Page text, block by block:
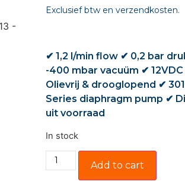
Exclusief btw en verzendkosten.
✔ 1,2 l/min flow ✔ 0,2 bar
-400 mbar vacuüm ✔
Olievrij & drooglopend ✔
Series diaphragm pump ✔
uit voorraad
In stock
Add to cart